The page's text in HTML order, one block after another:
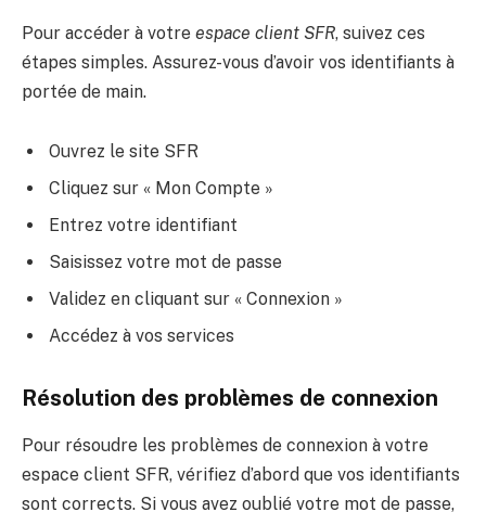
Pour accéder à votre espace client SFR, suivez ces
étapes simples. Assurez-vous d’avoir vos identifiants à
portée de main.
Ouvrez le site SFR
Cliquez sur « Mon Compte »
Entrez votre identifiant
Saisissez votre mot de passe
Validez en cliquant sur « Connexion »
Accédez à vos services
Résolution des problèmes de connexion
Pour résoudre les problèmes de connexion à votre
espace client SFR, vérifiez d’abord que vos identifiants
sont corrects. Si vous avez oublié votre mot de passe,